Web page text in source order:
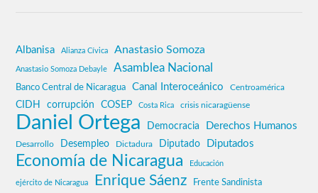
Albanisa Alianza Cívica Anastasio Somoza
Anastasio Somoza Debayle Asamblea Nacional
Banco Central de Nicaragua Canal Interoceánico Centroamérica
CIDH corrupción COSEP Costa Rica crisis nicaragüense
Daniel Ortega Democracia Derechos Humanos
Desarrollo Desempleo Dictadura Diputado Diputados
Economía de Nicaragua Educación
ejército de Nicaragua Enrique Sáenz Frente Sandinista